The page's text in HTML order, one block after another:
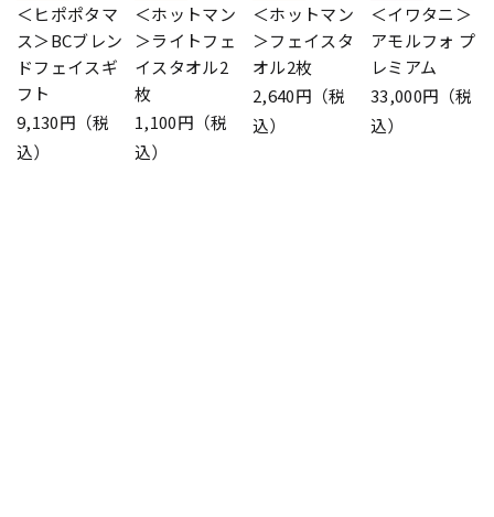
＜ヒポポタマ
ス＞BCブレン
ドフェイスギ
フト
9,130円（税
込）
＜ホットマン
＞ライトフェ
イスタオル2
枚
1,100円（税
込）
＜ホットマン
＞フェイスタ
オル2枚
2,640円（税
込）
＜イワタニ＞
アモルフォ プ
レミアム
33,000円（税
込）